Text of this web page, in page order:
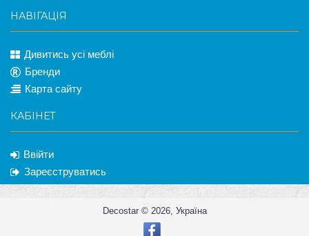
НАВІГАЦІЯ
Дивитись усі меблі
Бренди
Карта сайту
КАБІНЕТ
Ввійти
Зареєструватись
Decostar © 2026, Україна